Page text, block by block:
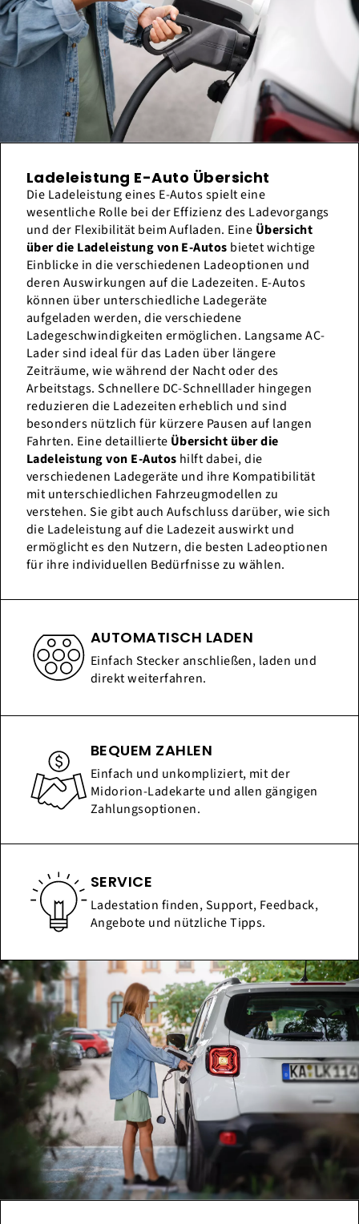
Ladeleistung E-Auto Übersicht
Die Ladeleistung eines E-Autos spielt eine
wesentliche Rolle bei der Effizienz des Ladevorgangs
und der Flexibilität beim Aufladen. Eine Übersicht
über die Ladeleistung von E-Autos bietet wichtige
Einblicke in die verschiedenen Ladeoptionen und
deren Auswirkungen auf die Ladezeiten. E-Autos
können über unterschiedliche Ladegeräte
aufgeladen werden, die verschiedene
Ladegeschwindigkeiten ermöglichen. Langsame AC-
Lader sind ideal für das Laden über längere
Zeiträume, wie während der Nacht oder des
Arbeitstags. Schnellere DC-Schnelllader hingegen
reduzieren die Ladezeiten erheblich und sind
besonders nützlich für kürzere Pausen auf langen
Fahrten. Eine detaillierte Übersicht über die
Ladeleistung von E-Autos hilft dabei, die
verschiedenen Ladegeräte und ihre Kompatibilität
mit unterschiedlichen Fahrzeugmodellen zu
verstehen. Sie gibt auch Aufschluss darüber, wie sich
die Ladeleistung auf die Ladezeit auswirkt und
ermöglicht es den Nutzern, die besten Ladeoptionen
für ihre individuellen Bedürfnisse zu wählen.
AUTOMATISCH LADEN
Einfach Stecker anschließen, laden und
direkt weiterfahren.
BEQUEM ZAHLEN
Einfach und unkompliziert, mit der
Midorion-Ladekarte und allen gängigen
Zahlungsoptionen.
SERVICE
Ladestation finden, Support, Feedback,
Angebote und nützliche Tipps.